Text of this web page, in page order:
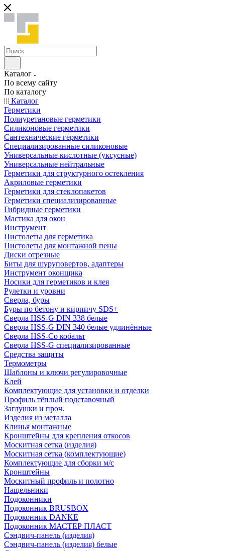
Каталог
По всему сайту
По каталогу
Каталог
Герметики
Полиуретановые герметики
Силиконовые герметики
Сантехнические герметики
Специализированные силиконовые
Универсальные кислотные (уксусные)
Универсальные нейтральные
Герметики для структурного остекления
Акриловые герметики
Герметики для стеклопакетов
Герметики специализированные
Гибридные герметики
Мастика для окон
Инструмент
Пистолеты для герметика
Пистолеты для монтажной пены
Диски отрезные
Биты для шуруповертов, адаптеры
Инструмент оконщика
Носики для герметиков и клея
Рулетки и уровни
Сверла, буры
Буры по бетону и кирпичу SDS+
Сверла HSS-G DIN 338 белые
Сверла HSS-G DIN 340 белые удлинённые
Сверла HSS-Co кобальт
Сверла HSS-G специализированные
Средства защиты
Термометры
Шаблоны и ключи регулировочные
Клей
Комплектующие для установки и отделки
Профиль тёплый подставочный
Заглушки и проч.
Изделия из металла
Клинья монтажные
Кронштейны для крепления откосов
Москитная сетка (изделия)
Москитная сетка (комплектующие)
Комплектующие для сборки м/с
Кронштейны
Москитный профиль и полотно
Нащельники
Подоконники
Подоконник BRUSBOX
Подоконник DANKE
Подоконник МАСТЕР ПЛАСТ
Сэндвич-панель (изделия)
Сэндвич-панель (изделия) белые